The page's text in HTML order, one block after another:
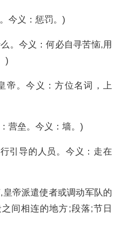
今义：惩罚。)
。今义：何必自寻苦恼,用
)
帝。今义：方位名词，上
营垒。今义：墙。)
引导的人员。今义：走在
帝派遣使者或调动军队的
间相连的地方;段落;节日